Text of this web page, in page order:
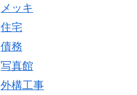
メッキ
住宅
債務
写真館
外構工事